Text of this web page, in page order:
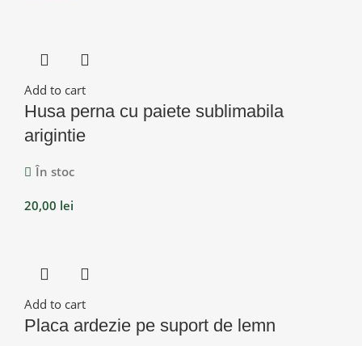
Add to cart
Husa perna cu paiete sublimabila
arigintie
În stoc
20,00 lei
Add to cart
Placa ardezie pe suport de lemn